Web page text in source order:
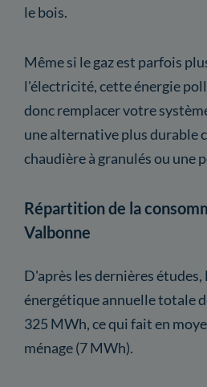
le bois.
Même si le gaz est parfois
l'électricité, cette énergie
donc remplacer votre
une alternative plus durable
chaudière à granulés ou une
Répartition de la
Valbonne
D'après les dernières
énergétique annuelle totale
325 MWh, ce qui fait en
ménage (7 MWh).